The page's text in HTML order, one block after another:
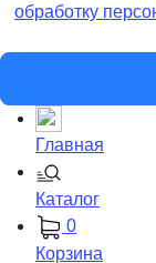
обработку
Главная
Каталог
0
Корзина